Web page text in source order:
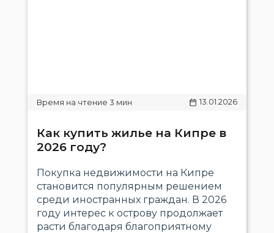
13.01.2026
Как купить жилье на Кипре в
2026 году?
Покупка недвижимости на Кипре
становится популярным решением
среди иностранных граждан. В 2026
году интерес к острову продолжает
расти благодаря благоприятному